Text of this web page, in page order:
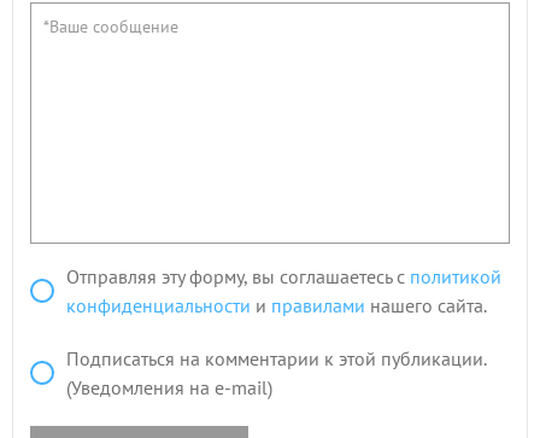
Отправляя эту форму, вы соглашаетесь с политикой
конфиденциальности и правилами нашего сайта.
Подписаться на комментарии к этой публикации.
(Уведомления на e-mail)